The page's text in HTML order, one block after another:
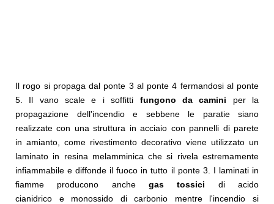
Il rogo si propaga dal ponte 3 al ponte 4 fermandosi al ponte
5. Il vano scale e i soffitti fungono da camini per la
propagazione dell'incendio e sebbene le paratie siano
realizzate con una struttura in acciaio con pannelli di parete
in amianto, come rivestimento decorativo viene utilizzato un
laminato in resina melamminica che si rivela estremamente
infiammabile e diffonde il fuoco in tutto il ponte 3. I laminati in
fiamme producono anche gas tossici di acido
cianidrico e monossido di carbonio mentre l'incendio si